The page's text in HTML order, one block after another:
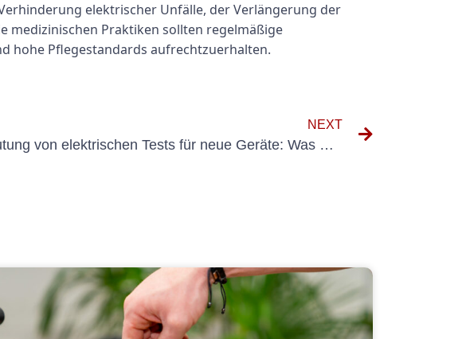
elektrischer Unfälle, der Verlängerung der
medizinischen Praktiken sollten regelmäßige
hohe Pflegestandards aufrechtzuerhalten.
NEXT
Die Bedeutung von elektrischen Tests für neue Geräte: Was Sie wissen müssen